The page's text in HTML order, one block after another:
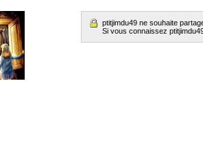
ptitjimdu49 ne souhaite
Si vous connaissez